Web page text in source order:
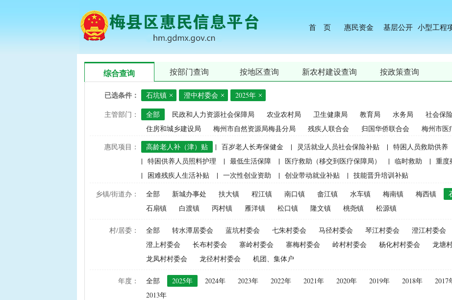
首 页 惠民资金 基层公开 小型工程
综合查询 按部门查询 按地区查询 新农村建设查询 按政策查询
已选条件： 石坑镇 澄中村委会 2025年
主管部门： 全部 民政和人力资源社会保障局 农业农村局 卫生健康局 教育局 水务局
社会保
住房和城乡建设局
梅州市自然资源局梅县分局 残疾人联合会 归国华侨联合会 梅州市医
惠民项目： 高龄老人补（津）贴 | 百岁老人长寿保健金 | 灵活就业人员社会保险补贴 | 特困人员救助供养
| 特困供养人员照料护理 | 最低生活保障 | 医疗救助（移交到医疗保障局） | 临时救助 | 重度
|
困难残疾人生活补贴 | 一次性创业资助 | 创业带动就业补贴 | 技能晋升培训补贴
建档立卡家庭经济困难学生精准资助（2021年秋季学期起不再实施） | 中等职业学校国家助学金 |
中央财政水稻、玉米、小麦良种补贴（2015年更改为“耕地地力保护补贴”） | 屠宰环节病害猪无害
农资综合直补及种粮直补（2015年更改为“耕地地力保护补贴”） | 优质后备母奶牛饲养补贴 | 政
禁渔渔民生产生活补助 | 建档立卡贫困户 | 政策性家禽、生猪养殖保险保费补贴 | 农机购置补
“两不具备”贫困村庄搬迁（已结束） |
生猪规模化养殖场无害化处理补助
省定贫困村创建社会主义新农村示范村建设项目计划表
接生员和赤脚医生生活困难补助资金
乡镇/街道办： 全部 新城办事处 扶大镇 程江镇 南口镇 畲江镇 水车镇 梅南镇 梅西镇
石扇镇
白渡镇 丙村镇 雁洋镇 松口镇 隆文镇 桃尧镇 松源镇
村/居委： 全部 转水潭居委会 蓝坑村委会 七朱村委会 马径村委会 琴江村委会 澄江村委会
澄上村委会
长布村委会 寨岭村委会 寨梅村委会 岭村村委会 杨化村村委会 龙塘
龙凤村村委会
龙径村村委会 机团、集体户
年度： 全部 2025年 2024年 2023年 2022年 2021年 2020年 2019年 2018年 2017
2013年